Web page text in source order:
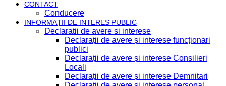
CONTACT
Conducere
INFORMAȚII DE INTERES PUBLIC
Declaratii de avere si interese
Declarații de avere și interese funcționari
publici
Declarații de avere și interese Consilieri
Locali
Declarații de avere și interese Demnitari